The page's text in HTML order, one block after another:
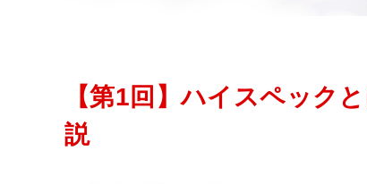
【第1回】ハイスペック
説